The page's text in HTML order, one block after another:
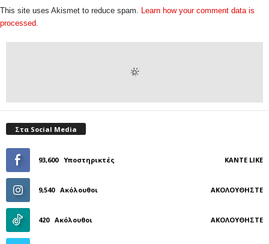
This site uses Akismet to reduce spam. Learn how your comment data is
processed.
Στα Social Media
93,600 Υποστηρικτές ΚΆΝΤΕ LIKE
9,540 Ακόλουθοι ΑΚΟΛΟΥΘΉΣΤΕ
420 Ακόλουθοι ΑΚΟΛΟΥΘΉΣΤΕ